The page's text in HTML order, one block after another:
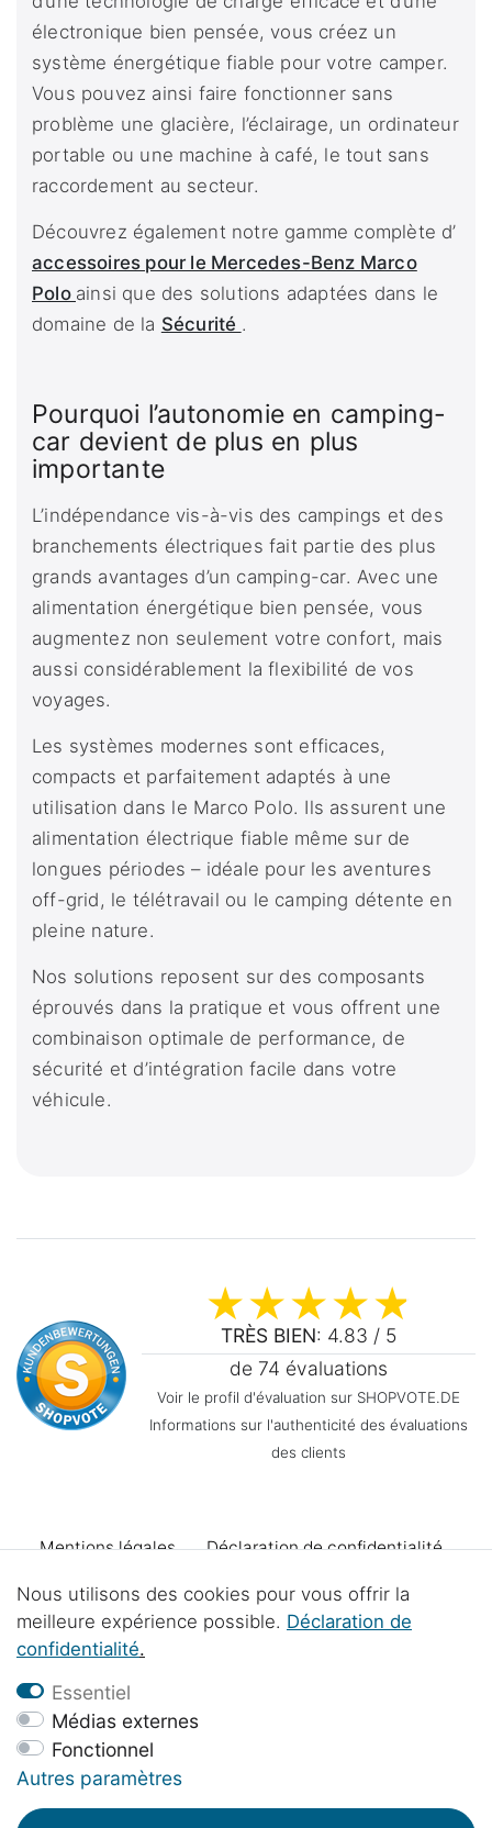
électronique bien pensée, vous créez un
système énergétique fiable pour votre camper.
Vous pouvez ainsi faire fonctionner sans
problème une glacière, l’éclairage, un ordinateur
portable ou une machine à café, le tout sans
raccordement au secteur.
Découvrez également notre gamme complète d’
accessoires pour le Mercedes-Benz Marco
Polo ainsi que des solutions adaptées dans le
domaine de la Sécurité .
Pourquoi l’autonomie en camping-
car devient de plus en plus
importante
L’indépendance vis-à-vis des campings et des
branchements électriques fait partie des plus
grands avantages d’un camping-car. Avec une
alimentation énergétique bien pensée, vous
augmentez non seulement votre confort, mais
aussi considérablement la flexibilité de vos
voyages.
Les systèmes modernes sont efficaces,
compacts et parfaitement adaptés à une
utilisation dans le Marco Polo. Ils assurent une
alimentation électrique fiable même sur de
longues périodes – idéale pour les aventures
off-grid, le télétravail ou le camping détente en
pleine nature.
Nos solutions reposent sur des composants
éprouvés dans la pratique et vous offrent une
combinaison optimale de performance, de
sécurité et d’intégration facile dans votre
véhicule.
TRÈS BIEN: 4.83 / 5
de 74 évaluations
Voir le profil d'évaluation sur SHOPVOTE.DE
Informations sur l'authenticité des évaluations
des clients
Mentions légales Déclaration de confidentialité
Conditions générales Declaration d'accessibilité
Droit de rétractation
Contact Élimination des piles
Nous utilisons des cookies pour vous offrir la
meilleure expérience possible. Déclaration de
confidentialité.
Essentiel
Médias externes
Fonctionnel
Autres paramètres